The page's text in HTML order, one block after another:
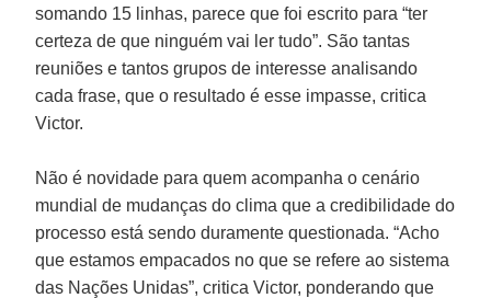
somando 15 linhas, parece que foi escrito para “ter
certeza de que ninguém vai ler tudo”. São tantas
reuniões e tantos grupos de interesse analisando
cada frase, que o resultado é esse impasse, critica
Victor.
Não é novidade para quem acompanha o cenário
mundial de mudanças do clima que a credibilidade do
processo está sendo duramente questionada. “Acho
que estamos empacados no que se refere ao sistema
das Nações Unidas”, critica Victor, ponderando que